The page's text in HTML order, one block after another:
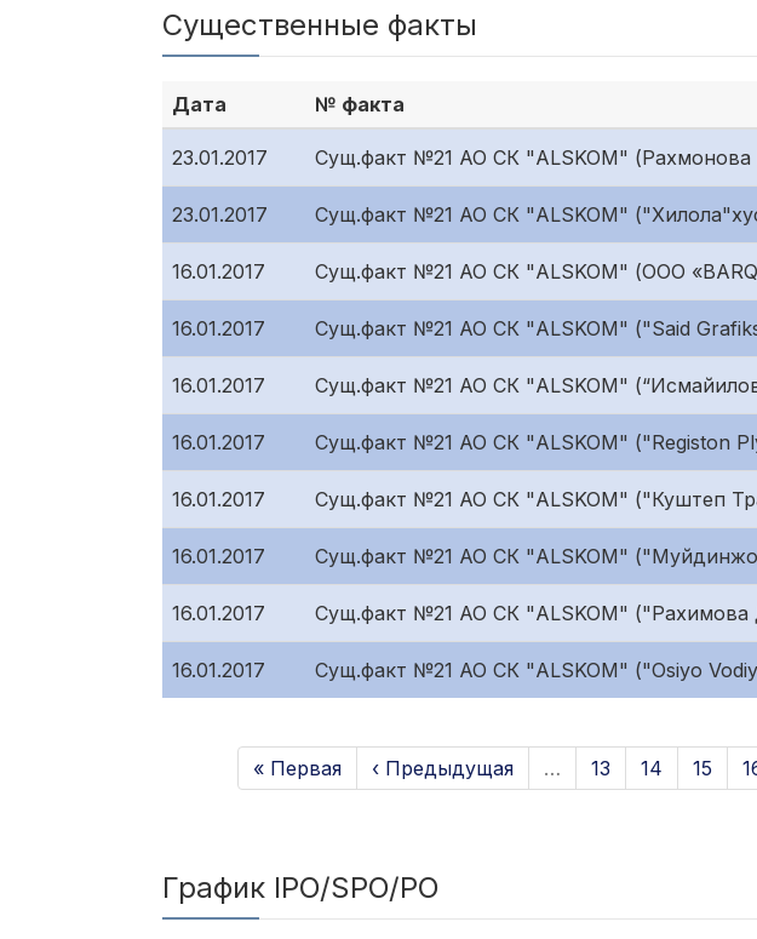
Существенные факты
Дата № факта
23.01.2017 Сущ.факт №21 АО СК "ALSKOM" (Рахмонова
23.01.2017 Сущ.факт №21 АО СК "ALSKOM"
16.01.2017 Сущ.факт №21 АО СК "ALSKOM" (ООО
16.01.2017 Сущ.факт №21 АО СК "ALSKOM" ("Said
16.01.2017 Сущ.факт №21 АО СК "ALSKOM"
16.01.2017 Сущ.факт №21 АО СК "ALSKOM" ("Registon
16.01.2017 Сущ.факт №21 АО СК "ALSKOM" ("Куштеп
16.01.2017 Сущ.факт №21 АО СК "ALSKOM"
16.01.2017 Сущ.факт №21 АО СК "ALSKOM" ("Рахимова
16.01.2017 Сущ.факт №21 АО СК "ALSKOM" ("Osiyo
« Первая ‹ Предыдущая … 13 14 15
График IPO/SPO/PO